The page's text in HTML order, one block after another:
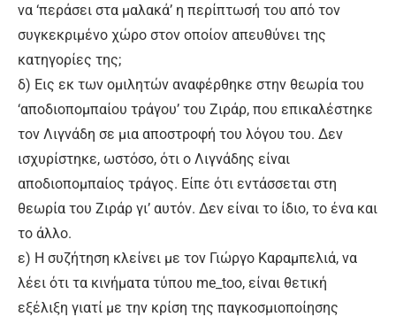
να ‘περάσει στα μαλακά’ η περίπτωσή του από τον
συγκεκριμένο χώρο στον οποίον απευθύνει της
κατηγορίες της;
δ) Εις εκ των ομιλητών αναφέρθηκε στην θεωρία του
‘αποδιοπομπαίου τράγου’ του Ζιράρ, που επικαλέστηκε
τον Λιγνάδη σε μια αποστροφή του λόγου του. Δεν
ισχυρίστηκε, ωστόσο, ότι ο Λιγνάδης είναι
αποδιοπομπαίος τράγος. Είπε ότι εντάσσεται στη
θεωρία του Ζιράρ γι’ αυτόν. Δεν είναι το ίδιο, το ένα και
το άλλο.
ε) Η συζήτηση κλείνει με τον Γιώργο Καραμπελιά, να
λέει ότι τα κινήματα τύπου me_too, είναι θετική
εξέλιξη γιατί με την κρίση της παγκοσμιοποίησης